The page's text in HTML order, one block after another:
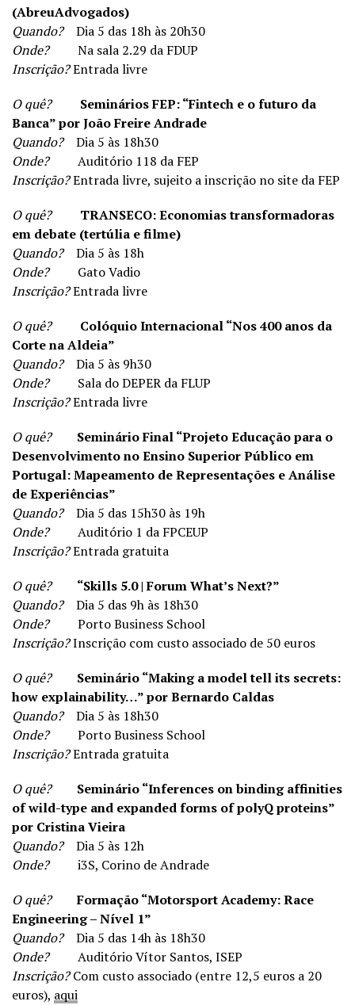
(AbreuAdvogados)
Quando?Dia 5 das 18h às 20h30
Onde?Na sala 2.29 da FDUP
Inscrição?Entrada livre
O quê?
Seminários FEP: “Fintech e o futuro da
Banca” por João Freire Andrade
Quando?Dia 5 às 18h30
Onde?Auditório 118 da FEP
Inscrição?Entrada livre, sujeito a inscrição no site da FEP
O quê?
TRANSECO: Economias transformadoras
em debate (tertúlia e filme)
Quando?Dia 5 às 18h
Onde?Gato Vadio
Inscrição?Entrada livre
O quê?
Colóquio Internacional “Nos 400 anos da
Corte na Aldeia”
Quando?Dia 5 às 9h30
Onde?Sala do DEPER da FLUP
Inscrição?Entrada livre
O quê?
Seminário Final “Projeto Educação para o
Desenvolvimento no Ensino Superior Público em
Portugal: Mapeamento de Representações e Análise
de Experiências”
Quando?Dia 5 das 15h30 às 19h
Onde?Auditório 1 da FPCEUP
Inscrição?Entrada gratuita
O quê?
“Skills 5.0 | Forum What’s Next?”
Quando?Dia 5 das 9h às 18h30
Onde?Porto Business School
Inscrição?Inscrição com custo associado de 50 euros
O quê?
Seminário “Making a model tell its secrets:
how explainability…” por Bernardo Caldas
Quando?Dia 5 às 18h30
Onde?Porto Business School
Inscrição?Entrada gratuita
O quê?
Seminário “Inferences on binding affinities
of wild-type and expanded forms of polyQ proteins”
por Cristina Vieira
Quando?Dia 5 às 12h
Onde?i3S, Corino de Andrade
O quê?
Formação “Motorsport Academy: Race
Engineering – Nível 1”
Quando?Dia 5 das 14h às 18h30
Onde?Auditório Vítor Santos, ISEP
Inscrição?Com custo associado (entre 12,5 euros a 20
euros), aqui